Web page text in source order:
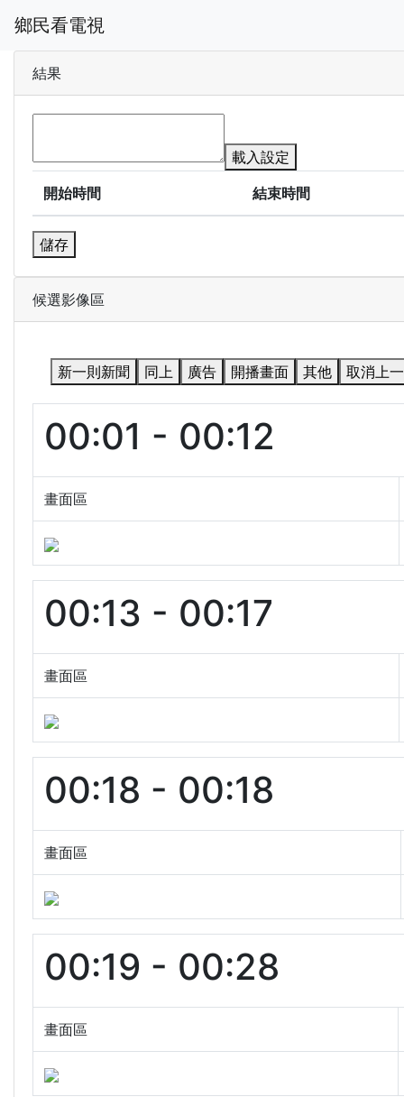
鄉民看電視
結果
載入設定
開始時間
結束時間
儲存
候選影像區
新一則新聞 同上 廣告 開播畫面 其他 取消上
00:01 - 00:12
畫面區
00:13 - 00:17
畫面區
00:18 - 00:18
畫面區
00:19 - 00:28
畫面區